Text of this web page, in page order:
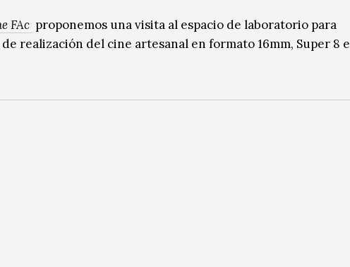
FAc proponemos una visita al espacio de laboratorio para
realización del cine artesanal en formato 16mm, Super 8 e